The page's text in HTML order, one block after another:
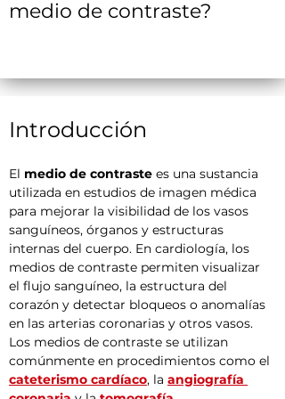
medio de contraste?
Introducción
El medio de contraste es una sustancia
utilizada en estudios de imagen médica
para mejorar la visibilidad de los vasos
sanguíneos, órganos y estructuras
internas del cuerpo. En cardiología, los
medios de contraste permiten visualizar
el flujo sanguíneo, la estructura del
corazón y detectar bloqueos o anomalías
en las arterias coronarias y otros vasos.
Los medios de contraste se utilizan
comúnmente en procedimientos como el
cateterismo cardíaco, la angiografía